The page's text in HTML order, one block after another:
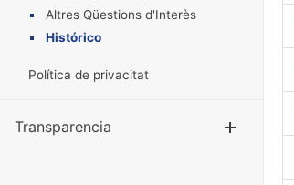
Altres Qüestions d'Interès
Histórico
Política de privacitat
Transparencia